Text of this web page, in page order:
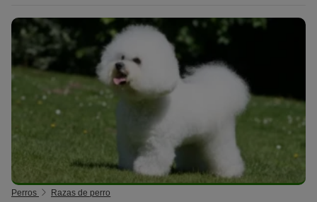
Perros Razas de perro